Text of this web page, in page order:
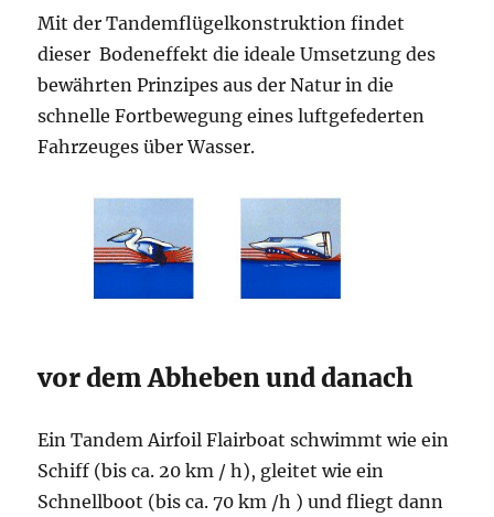
Mit der Tandemflügelkonstruktion findet
dieser Bodeneffekt die ideale Umsetzung des
bewährten Prinzipes aus der Natur in die
schnelle Fortbewegung eines luftgefederten
Fahrzeuges über Wasser.
vor dem Abheben und danach
Ein Tandem Airfoil Flairboat schwimmt wie ein
Schiff (bis ca. 20 km / h), gleitet wie ein
Schnellboot (bis ca. 70 km /h ) und fliegt dann